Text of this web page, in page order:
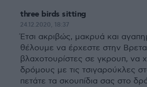
three birds sitting
24.12.2020, 18:37
Έτσι ακριβώς, μακρυά και
θέλουμε να έρχεστε στην
βλαχοτουρίστες σε γκρουπ, να
δρόμους με τις τσιγαρούκλες
πετάτε τα σκουπίδια σας στο